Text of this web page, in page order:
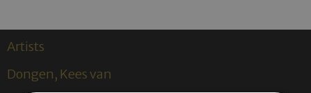
Artists
Dongen, Kees van